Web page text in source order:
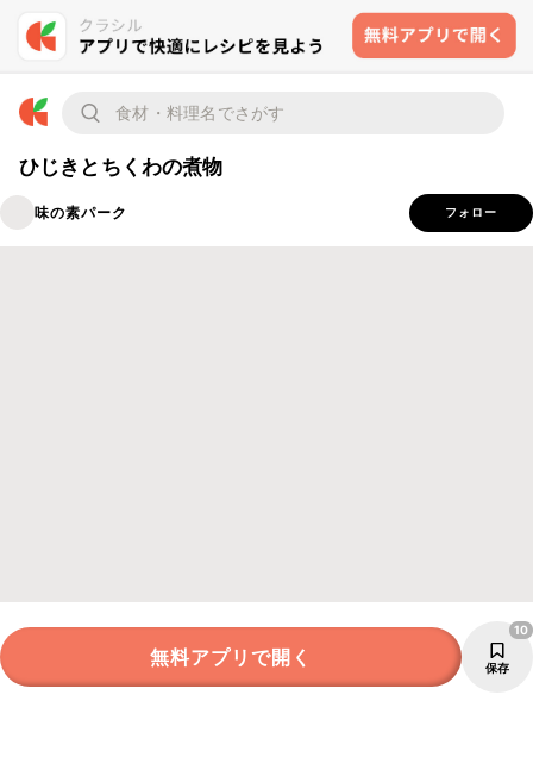
ひじきとちくわの煮物
味の素パーク フォロー
無料アプリで開く 保存
10